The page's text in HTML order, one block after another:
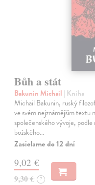
Bůh a stát
Bakunin Michail | Kniha
Michail Bakunin, ruský
ve svém nejznámějším textu
společenského vývoje,
božského…
Zasielame do 12 dní
9,02 €
9,30 € ?